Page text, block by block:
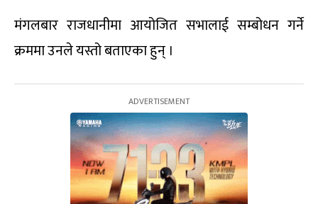
मंगलबार राजधानीमा आयोजित सभालाई सम्बोधन गर्ने
क्रममा उनले यस्तो बताएका हुन् ।